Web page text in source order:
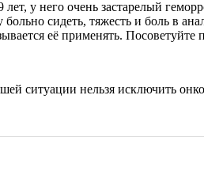
у него очень застарелый
сидеть, тяжесть и боль в
её применять. Посоветуйте
ситуации нельзя исключить